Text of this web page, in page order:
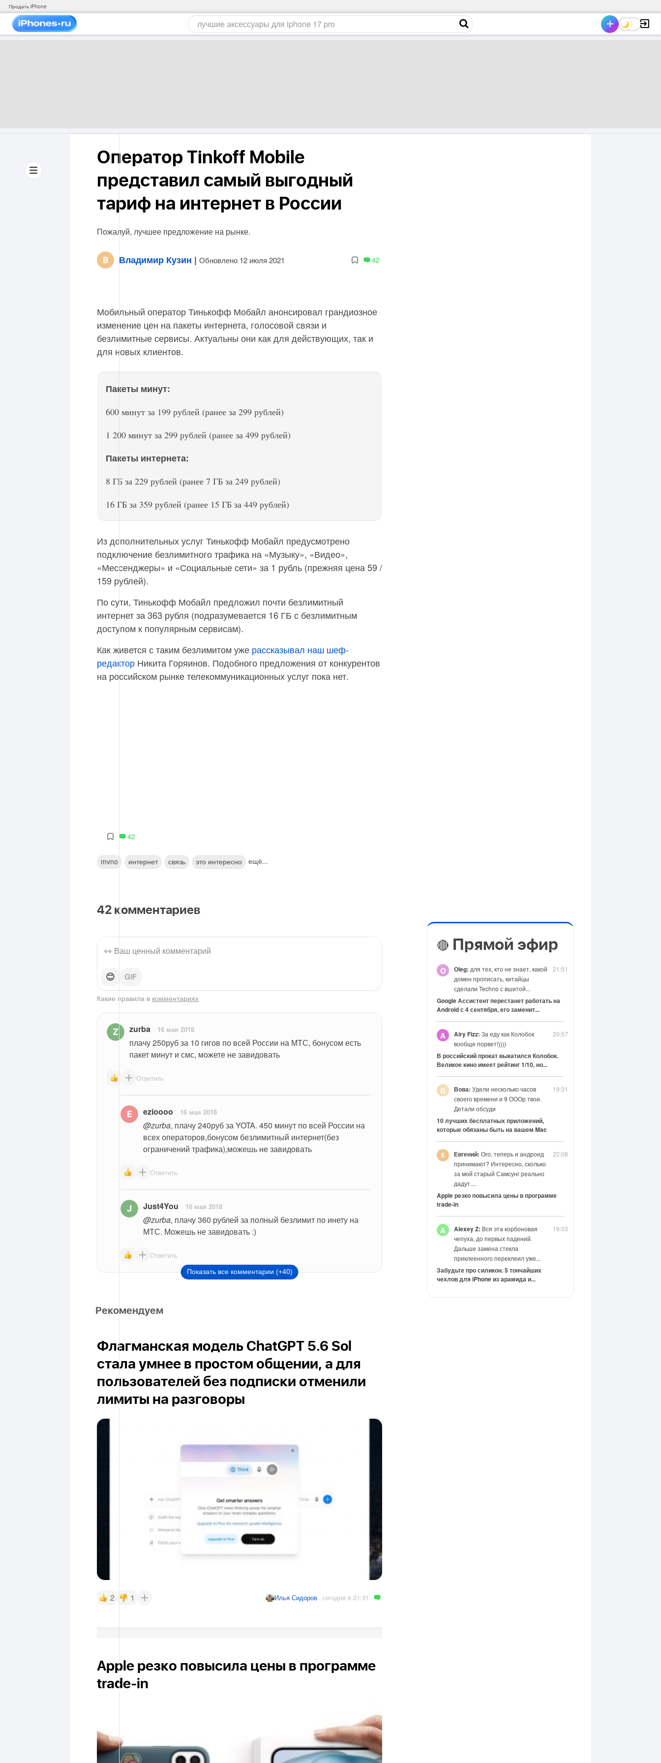
Продать iPhone
Оператор Tinkoff Mobile
представил самый выгодный
тариф на интернет в России
Пожалуй, лучшее предложение на рынке.
Владимир Кузин | Обновлено 12 июля 2021 42
Мобильный оператор Тинькофф Мобайл анонсировал грандиозное
изменение цен на пакеты интернета, голосовой связи и
безлимитные сервисы. Актуальны они как для действующих, так и
для новых клиентов.
Пакеты минут:
600 минут за 199 рублей (ранее за 299 рублей)
1 200 минут за 299 рублей (ранее за 499 рублей)
Пакеты интернета:
8 ГБ за 229 рублей (ранее 7 ГБ за 249 рублей)
16 ГБ за 359 рублей (ранее 15 ГБ за 449 рублей)
Из дополнительных услуг Тинькофф Мобайл предусмотрено
подключение безлимитного трафика на «Музыку», «Видео»,
«Мессенджеры» и «Социальные сети» за 1 рубль (прежняя цена 59 /
159 рублей).
По сути, Тинькофф Мобайл предложил почти безлимитный
интернет за 363 рубля (подразумевается 16 ГБ с безлимитным
доступом к популярным сервисам).
Как живется с таким безлимитом уже рассказывал наш шеф-
редактор Никита Горяинов. Подобного предложения от конкурентов
на российском рынке телекоммуникационных услуг пока нет.
42
mvno интернет связь это интересно ещё...
42 комментариев
😊
Какие правила в комментариях
zurba 16 мая 2018
плачу 250руб за 10 гигов по всей России на МТС, бонусом есть
пакет минут и смс, можете не завидовать
Ответить
ezioooo 16 мая 2018
@zurba, плачу 240руб за YOTA. 450 минут по всей России на
всех операторов,бонусом безлимитный интернет(без
ограничений трафика),можешь не завидовать
Ответить
Just4You 16 мая 2018
@zurba, плачу 360 рублей за полный безлимит по инету на
МТС. Можешь не завидовать :)
Ответить
Показать все комментарии (+40)
Рекомендуем
Флагманская модель ChatGPT 5.6 Sol
стала умнее в простом общении, а для
пользователей без подписки отменили
лимиты на разговоры
2 1 Илья Сидоров сегодня в 21:31
Apple резко повысила цены в программе
trade-in
🔴 Прямой эфир
21:51
O Oleg: для тех, кто не знает, какой
домен прописать, китайцы
сделали Techno с вшитой...
Google Ассистент перестанет работать на
Android с 4 сентября, его заменит...
20:57
A Airy Fizz: За еду как Колобок
вообще порвет!))))
В российский прокат выкатился Колобок.
Великое кино имеет рейтинг 1/10, но...
19:31
В Вова: Удели несколько часов
своего времени и 9 ОООр твои.
Детали обсуди
10 лучших бесплатных приложений,
которые обязаны быть на вашем Mac
22:08
Евгений: Ого, теперь и андроид
принимают? Интересно, сколько
за мой старый Самсунг реально
дадут....
Apple резко повысила цены в программе
trade-in
19:03
A Alexey Z: Вся эта корбоновая
чепуха, до первых падений.
Дальше замена стекла
приклеенного переклеил уже...
Забудьте про силикон. 5 тончайших
чехлов для iPhone из арамида и...